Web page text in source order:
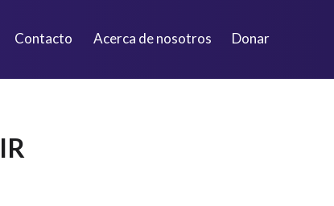
Contacto Acerca de nosotros Donar